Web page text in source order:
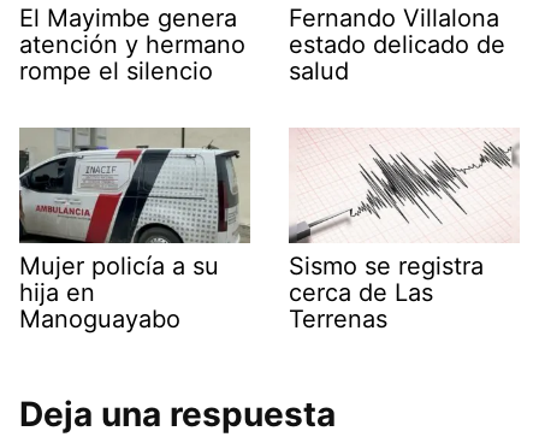
El Mayimbe genera
atención y hermano
rompe el silencio
Fernando Villalona
estado delicado de
salud
Mujer policía a su
hija en
Manoguayabo
Sismo se registra
cerca de Las
Terrenas
Deja una respuesta